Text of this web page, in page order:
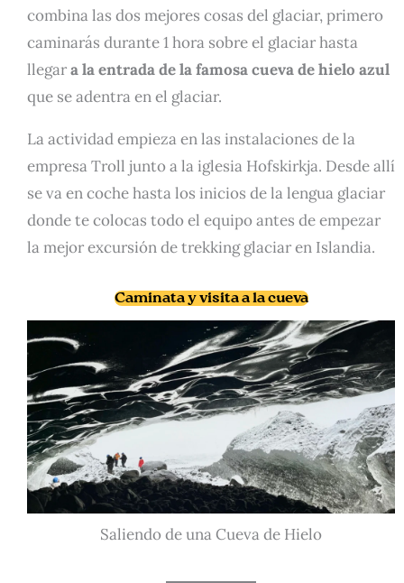
combina las dos mejores cosas del glaciar, primero
caminarás durante 1 hora sobre el glaciar hasta
llegara la entrada de la famosa cueva de hielo azul
que se adentra en el glaciar.
La actividad empieza en las instalaciones de la
empresa Troll junto a la iglesia Hofskirkja. Desde allí
se va en coche hasta los inicios de la lengua glaciar
donde te colocas todo el equipo antes de empezar
la mejor excursión de trekking glaciar en Islandia.
Caminata y visita a la cueva
Saliendo de una Cueva de Hielo